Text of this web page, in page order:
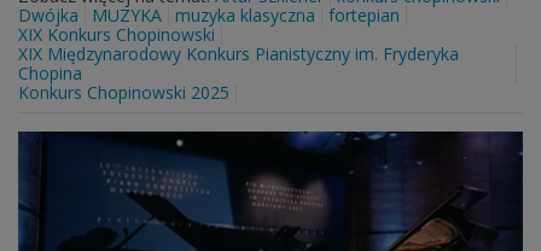
Dwójka
MUZYKA muzyka klasyczna
fortepian
XIX Konkurs Chopinowski
XIX Międzynarodowy Konkurs Pianistyczny im. Fryderyka
Chopina
Konkurs Chopinowski 2025